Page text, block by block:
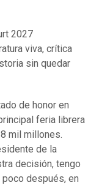
2027
viva, crítica
sin quedar
de honor en
feria librera
mil millones.
de la
decisión, tengo
poco después, en